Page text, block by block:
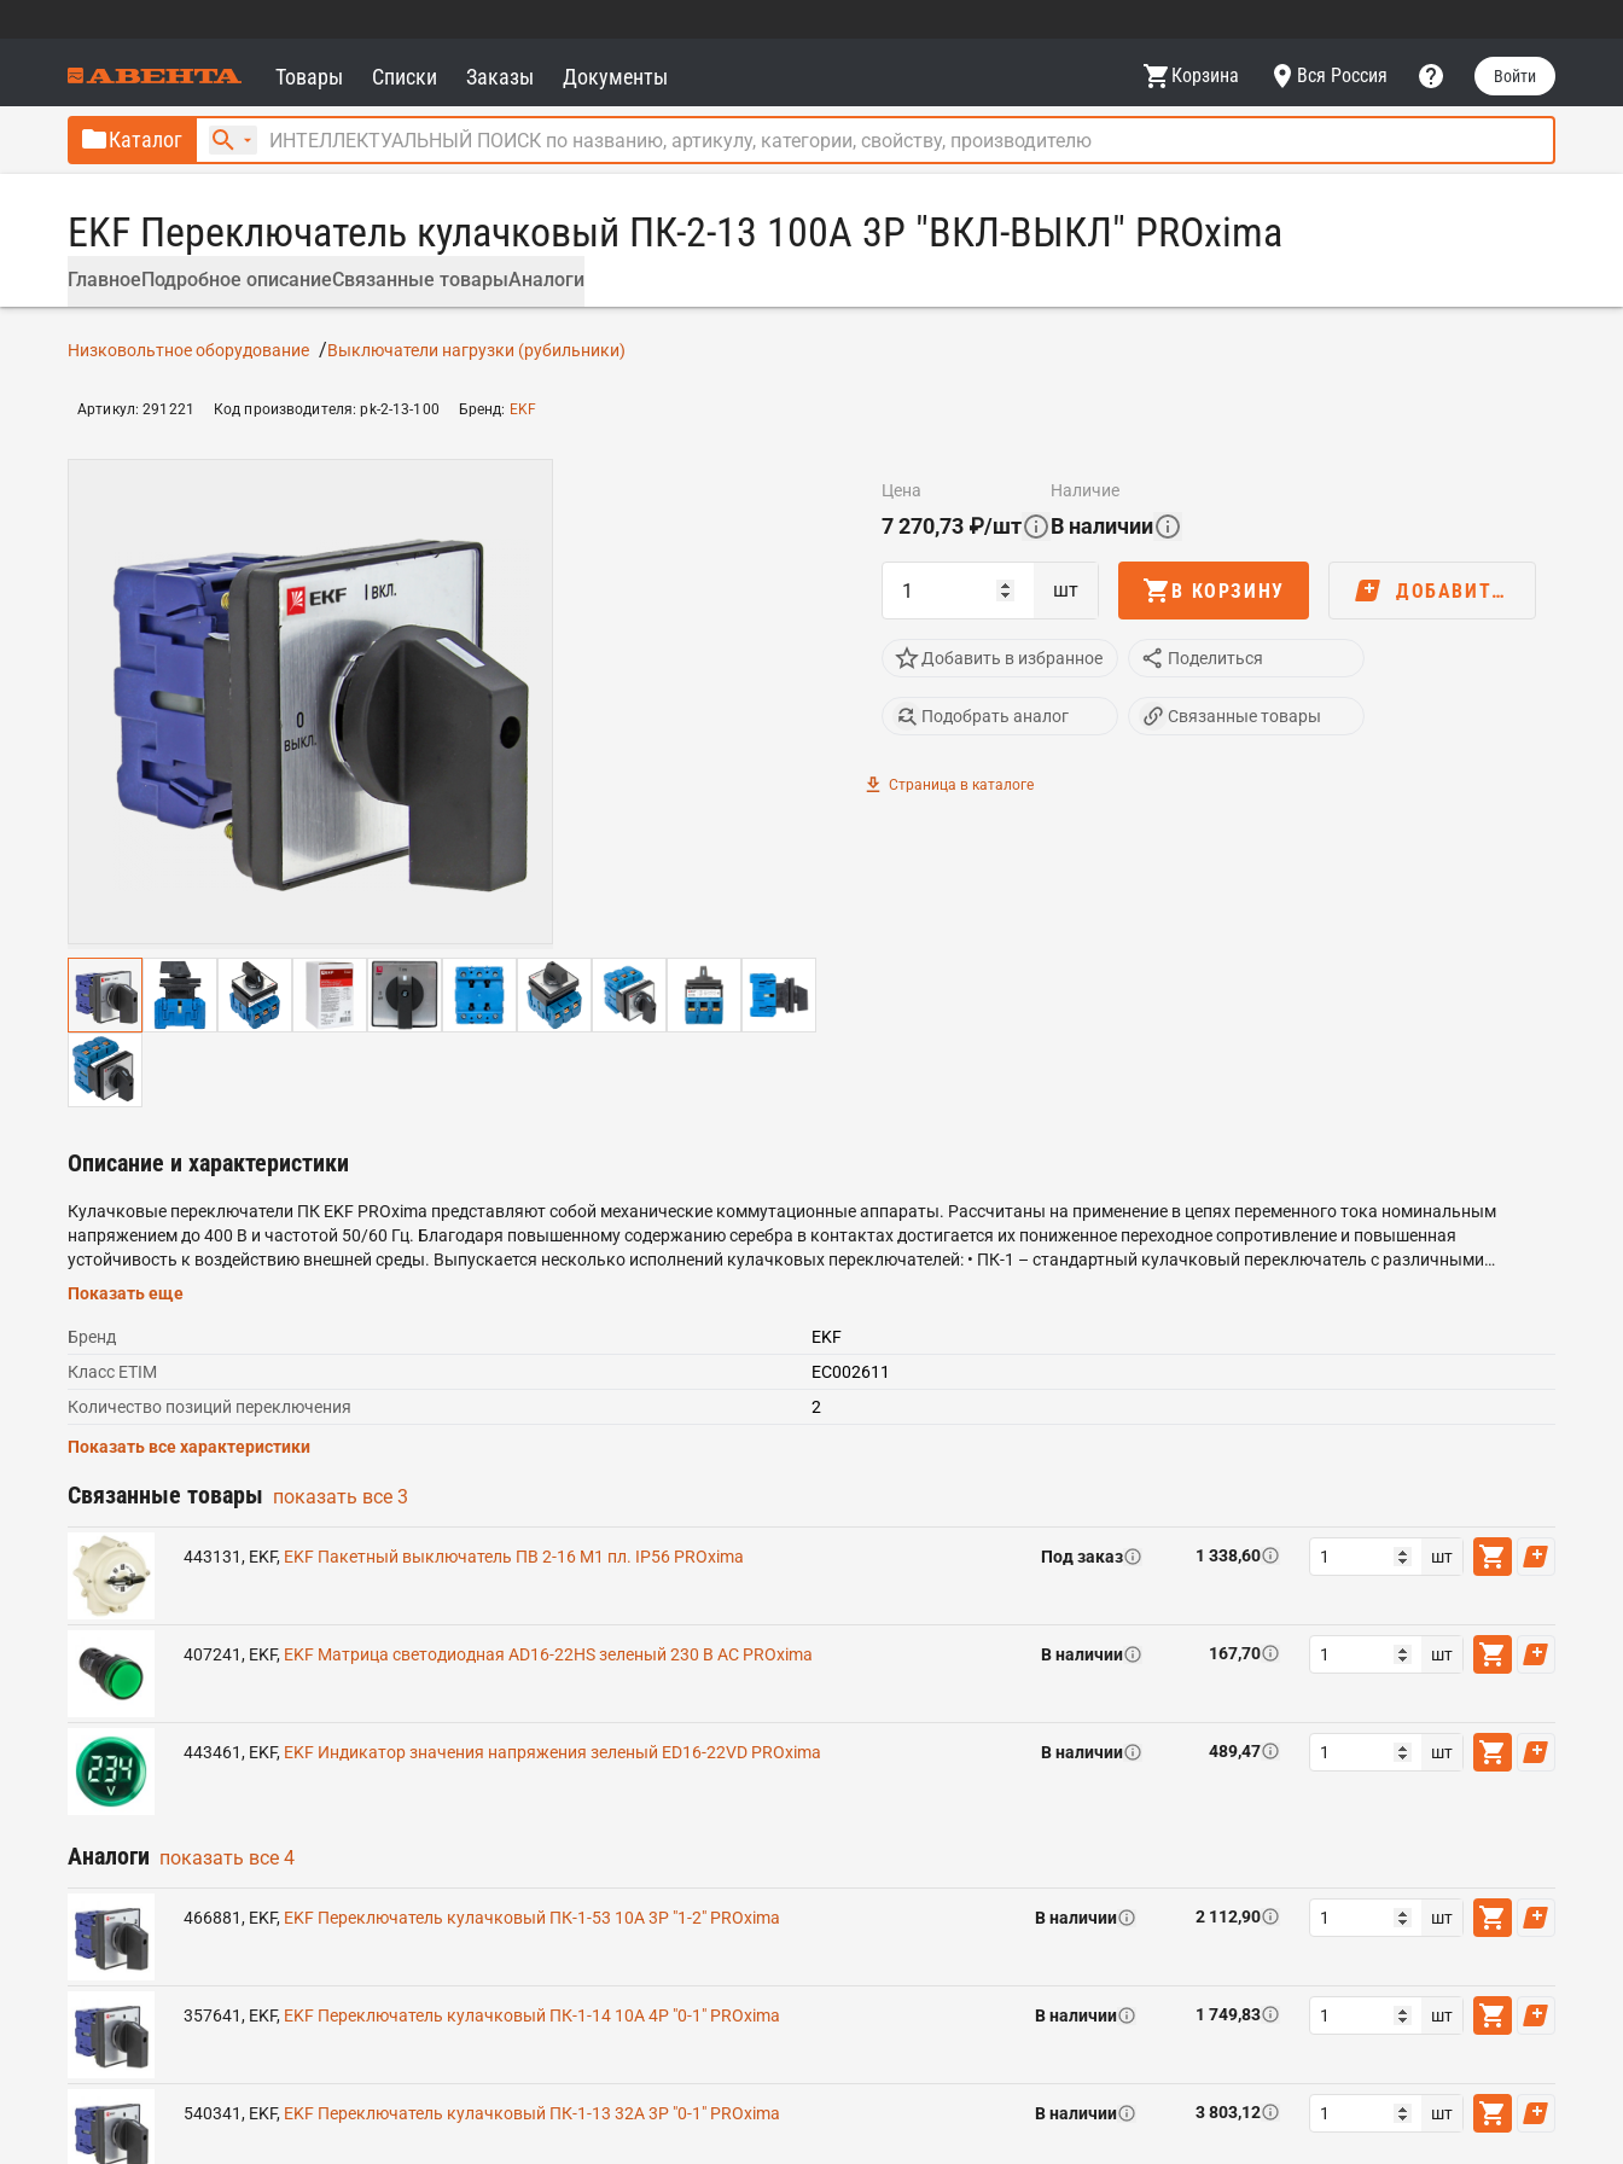
Товары Списки Заказы Документы Корзина Вся Россия Войти
Каталог
EKF Переключатель кулачковый ПК-2-13 100А 3P "ВКЛ-ВЫКЛ" PROxima
ГлавноеПодробное описаниеСвязанные товарыАналоги
Низковольтное оборудование Выключатели нагрузки (рубильники)
Артикул:291221 Код производителя:pk-2-13-100 Бренд: EKF
цена
7 270,73 ₽/шт
наличие
В наличии
шт В КОРЗИНУ ДОБАВИТЬ В…
Добавить в избранное Поделиться
Подобрать аналог Связанные товары
Страница в каталоге
Описание и характеристики
Кулачковые переключатели ПК EKF PROxima представляют собой механические коммутационные аппараты. Рассчитаны на применение в цепях переменного тока номинальным
напряжением до 400 В и частотой 50/60 Гц. Благодаря повышенному содержанию серебра в контактах достигается их пониженное переходное сопротивление и повышенная
устойчивость к воздействию внешней среды. Выпускается несколько исполнений кулачковых переключателей: • ПК-1 – стандартный кулачковый переключатель с различными
схемами коммутации и разным количеством полюсов; • ПК-2 – трехфазный кулачковый переключатель с усовершенствованной контактной группой (выключатель нагрузки); • ПК-3 –
трехфазный кулачковый переключатель в защитном боксе IP 54 (выключатель нагрузки). Переключатели ПК-1 и ПК-2 выпускаются с передним креплением. Устанавливаются на
переднюю панель щитового оборудования, пульт управления и т. п. Переключатели ПК-3 с задним креплением устанавливаются на монтажную панель.
Показать еще
Бренд
EKF
Класс ETIM
EC002611
Количество позиций переключения
2
Показать все характеристики
Связанные товары показать все 3
443131, EKF, EKF Пакетный выключатель ПВ 2-16 М1 пл. IP56 PROxima Под заказ 1 338,60 шт
407241, EKF, EKF Матрица светодиодная AD16-22HS зеленый 230 В AC PROxima В наличии 167,70 шт
443461, EKF, EKF Индикатор значения напряжения зеленый ED16-22VD PROxima В наличии 489,47 шт
Аналоги показать все 4
466881, EKF, EKF Переключатель кулачковый ПК-1-53 10А 3P "1-2" PROxima В наличии 2 112,90 шт
357641, EKF, EKF Переключатель кулачковый ПК-1-14 10А 4P "0-1" PROxima В наличии 1 749,83 шт
540341, EKF, EKF Переключатель кулачковый ПК-1-13 32А 3P "0-1" PROxima В наличии 3 803,12 шт